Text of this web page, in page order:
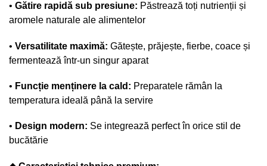
• Gătire rapidă sub presiune: Păstrează toți nutrienții și
aromele naturale ale alimentelor
• Versatilitate maximă: Gătește, prăjește, fierbe, coace și
fermentează într-un singur aparat
• Funcție menținere la cald: Preparatele rămân la
temperatura ideală până la servire
• Design modern: Se integrează perfect în orice stil de
bucătărie